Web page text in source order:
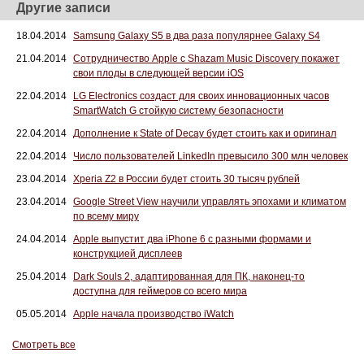
Другие записи
18.04.2014 Samsung Galaxy S5 в два раза популярнее Galaxy S4
21.04.2014 Сотрудничество Apple с Shazam Music Discovery покажет
свои плоды в следующей версии iOS
22.04.2014
LG Electronics создаст для своих инновационных часов
SmartWatch G стойкую систему безопасности
22.04.2014 Дополнение к State of Decay будет стоить как и оригинал
22.04.2014
Число пользователей LinkedIn превысило 300 млн человек
23.04.2014 Xperia Z2 в России будет стоить 30 тысяч рублей
23.04.2014 Google Street View научили управлять эпохами и климатом
по всему миру
24.04.2014 Apple выпустит два iPhone 6 с разными формами и
конструкцией дисплеев
25.04.2014
Dark Souls 2, адаптированная для ПК, наконец-то
доступна для геймеров со всего мира
05.05.2014 Apple начала производство iWatch
Смотреть все